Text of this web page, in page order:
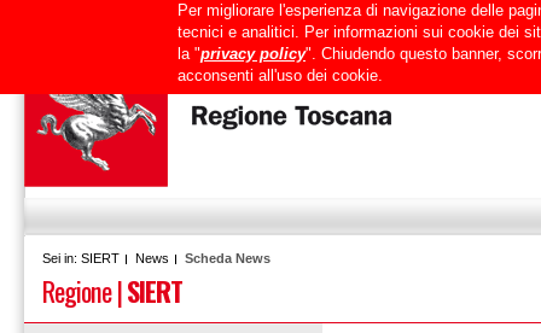
Mappa del sito RTRT Intranet
Sei in: SIERT News Scheda News
Regione|SIERT
Per migliorare l'esperienza di navigazione delle
tecnici e analitici. Per informazioni sui cookie dei
la "privacy policy". Chiudendo questo banner,
acconsenti all'uso dei cookie.